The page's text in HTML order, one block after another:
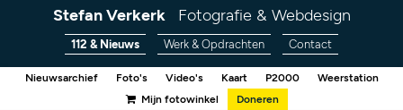
Stefan Verkerk Fotografie & Webdesign
112 & Nieuws Werk & Opdrachten Contact
Nieuwsarchief Foto's Video's Kaart P2000
Weerstation
Mijn fotowinkel
Doneren